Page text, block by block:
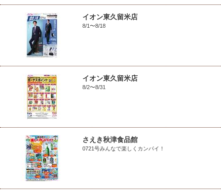
イオン東久留米店
8/1〜8/18
イオン東久留米店
8/2〜8/31
さえき秋津食品館
0721号みんなで楽しくカンパイ！